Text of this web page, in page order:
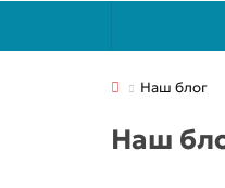
Наш блог
Наш